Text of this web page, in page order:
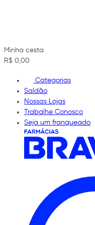
Minha cesta
R$ 0,00
Categorias
Saldão
Nossas Lojas
Trabalhe Conosco
Seja um franqueado